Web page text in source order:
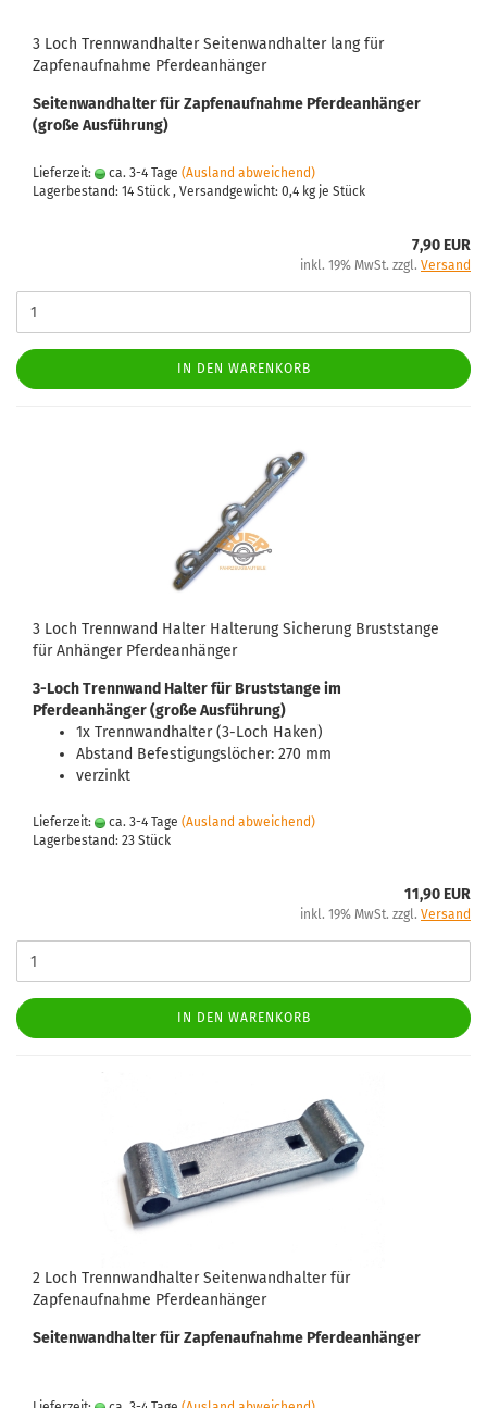
3 Loch Trennwandhalter Seitenwandhalter lang für
Zapfenaufnahme Pferdeanhänger
Seitenwandhalter für Zapfenaufnahme Pferdeanhänger
(große Ausführung)
Lieferzeit: ca. 3-4 Tage (Ausland abweichend)
Lagerbestand: 14 Stück , Versandgewicht: 0,4 kg je Stück
7,90 EUR
inkl. 19% MwSt. zzgl. Versand
IN DEN WARENKORB
3 Loch Trennwand Halter Halterung Sicherung Bruststange
für Anhänger Pferdeanhänger
3-Loch Trennwand Halter für Bruststange im
Pferdeanhänger (große Ausführung)
1x Trennwandhalter (3-Loch Haken)
Abstand Befestigungslöcher: 270 mm
verzinkt
Lieferzeit: ca. 3-4 Tage (Ausland abweichend)
Lagerbestand: 23 Stück
11,90 EUR
inkl. 19% MwSt. zzgl. Versand
IN DEN WARENKORB
2 Loch Trennwandhalter Seitenwandhalter für
Zapfenaufnahme Pferdeanhänger
Seitenwandhalter für Zapfenaufnahme Pferdeanhänger